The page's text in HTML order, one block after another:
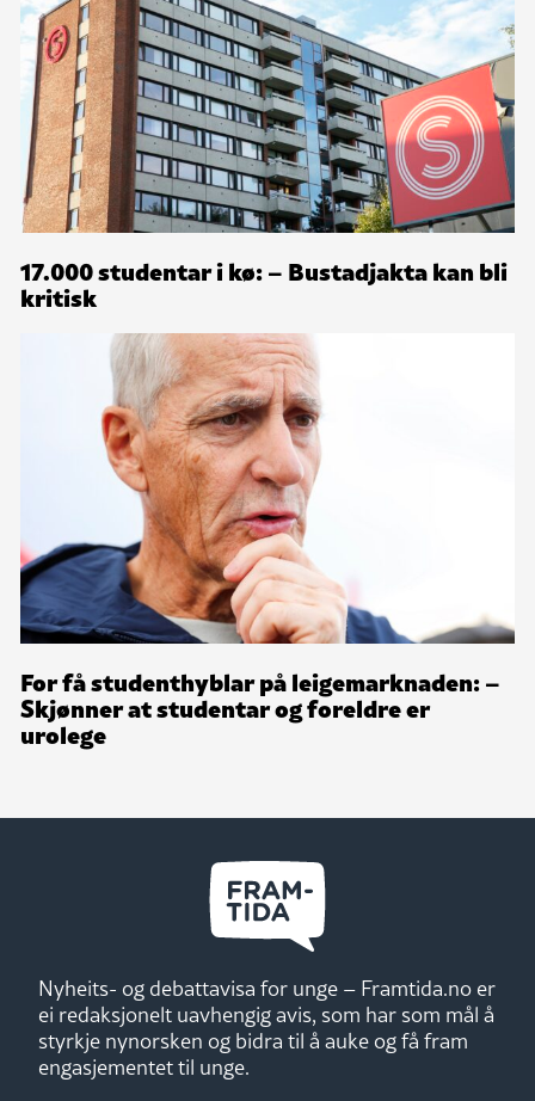
17.000 studentar i kø: – Bustadjakta kan bli
kritisk
For få studenthyblar på leigemarknaden: –
Skjønner at studentar og foreldre er
urolege
Nyheits- og debattavisa for unge – Framtida.no er
ei redaksjonelt uavhengig avis, som har som mål å
styrkje nynorsken og bidra til å auke og få fram
engasjementet til unge.